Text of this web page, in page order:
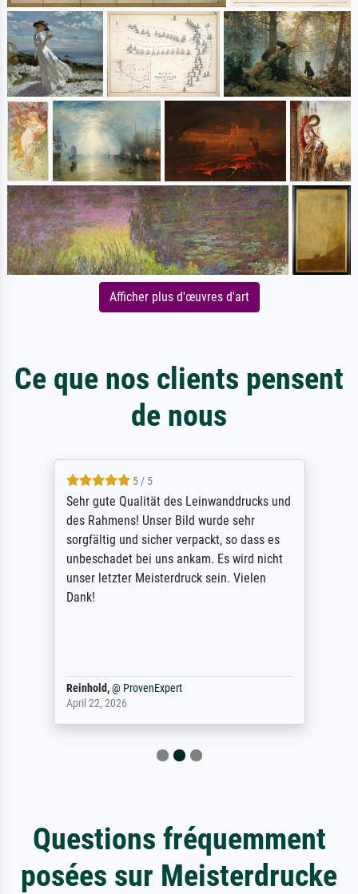
Afficher plus d'œuvres d'art
Ce que nos clients pensent
de nous
5 / 5
Sehr gute Qualität des Leinwanddrucks und
des Rahmens! Unser Bild wurde sehr
sorgfältig und sicher verpackt, so dass es
unbeschadet bei uns ankam. Es wird nicht
unser letzter Meisterdruck sein. Vielen
Dank!
Reinhold,@ ProvenExpert
April 22, 2026
Questions fréquemment
posées sur Meisterdrucke